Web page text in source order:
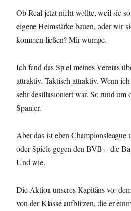
Ob Real jetzt nicht wollte, weil sie
eigene Heimstärke bauen, oder wir
kommen ließen? Mir wumpe.
Ich fand das Spiel meines Vereins
attraktiv. Taktisch attraktiv. Wenn
sehr desillusioniert war. So rund um
Spanier.
Aber das ist eben Championsleague
oder Spiele gegen den BVB – die
Und wie.
Die Aktion unseres Kapitäns vor
von der Klasse aufblitzen, die er